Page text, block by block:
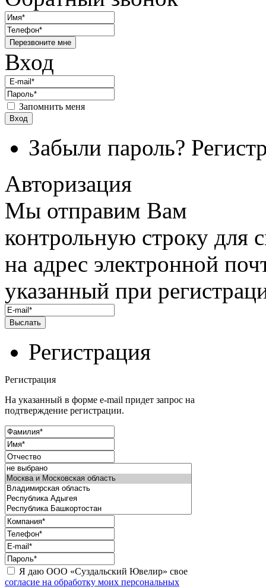
Перезвоните мне
Вход
Запомнить меня
Вход
Забыли пароль?
Авторизация
Мы отправим Вам
контрольную строку для
на адрес электронной
указанный при
Регистрация
Регистрация
На указанный в форме e-mail придет запрос на
подтверждение регистрации.
Я даю ООО «Суздальский Ювелир» свое
согласие на обработку моих персональных